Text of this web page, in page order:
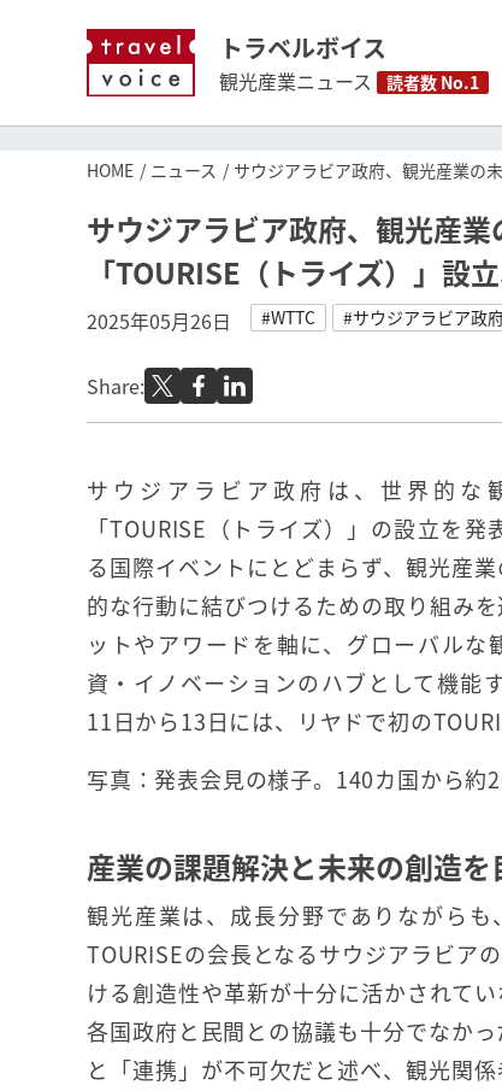
トラベルボイス
観光産業ニュース 読者数 No.1
HOME ニュース サウジアラビア政府、観光産業の
サウジアラビア政府、観光産
「TOURISE（トライズ）」設
2025年05月26日 #WTTC #サウジアラビア政
Share:
サウジアラビア政府は、世界的な
「TOURISE（トライズ）」の設立を発
る国際イベントにとどまらず、観光産
的な行動に結びつけるための取り組み
ットやアワードを軸に、グローバルな
資・イノベーションのハブとして機能
11日から13日には、リヤドで初の
写真：発表会見の様子。140カ国から約
産業の課題解決と未来の創造を
観光産業は、成長分野でありながらも
TOURISEの会長となるサウジアラビア
ける創造性や革新が十分に活かされて
各国政府と民間との協議も十分でなか
と「連携」が不可欠だと述べ、観光関